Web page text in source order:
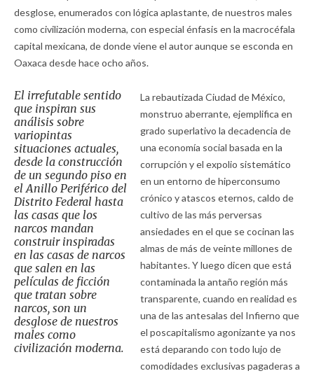
desglose, enumerados con lógica aplastante, de nuestros males
como civilización moderna, con especial énfasis en la macrocéfala
capital mexicana, de donde viene el autor aunque se esconda en
Oaxaca desde hace ocho años.
El irrefutable sentido
que inspiran sus
análisis sobre
variopintas
situaciones actuales,
desde la construcción
de un segundo piso en
el Anillo Periférico del
Distrito Federal hasta
las casas que los
narcos mandan
construir inspiradas
en las casas de narcos
que salen en las
películas de ficción
que tratan sobre
narcos, son un
desglose de nuestros
males como
civilización moderna.
La rebautizada Ciudad de México,
monstruo aberrante, ejemplifica en
grado superlativo la decadencia de
una economía social basada en la
corrupción y el expolio sistemático
en un entorno de hiperconsumo
crónico y atascos eternos, caldo de
cultivo de las más perversas
ansiedades en el que se cocinan las
almas de más de veinte millones de
habitantes. Y luego dicen que está
contaminada la antaño región más
transparente, cuando en realidad es
una de las antesalas del Infierno que
el poscapitalismo agonizante ya nos
está deparando con todo lujo de
comodidades exclusivas pagaderas a